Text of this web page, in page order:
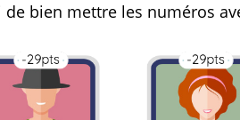
de bien mettre les numéros